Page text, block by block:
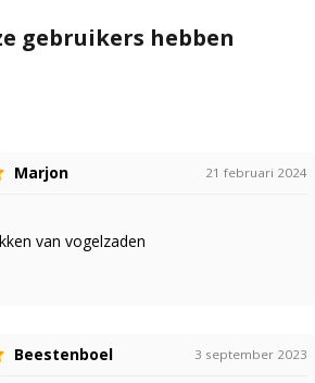
gebruikers hebben
Marjon 21 februari 2024
van vogelzaden
Beestenboel 3 september 2023